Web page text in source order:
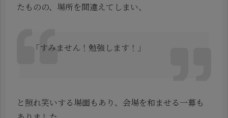
たものの、場所を間違えてしまい、
「すみません！勉強します！」
と照れ笑いする場面もあり、会場を和ませる一幕も